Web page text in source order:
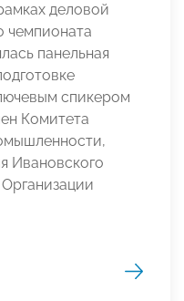
деловой
чемпионата
панельная
спикером
Комитета
Ивановского